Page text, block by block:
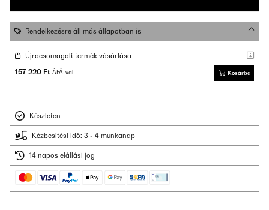
Rendelkezésre áll más állapotban is
Újracsomagolt termék vásárlása
157 220 Ft ÁFÁ-val Kosárba
Készleten
Kézbesítési idő: 3 - 4 munkanap
14 napos elállási jog